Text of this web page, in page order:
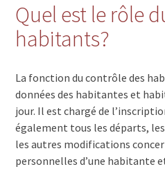
Quel est le rôle
habitants?
La fonction du contrôle des
données des habitantes et
jour. Il est chargé de
également tous les départs,
les autres modifications
personnelles d’une habitante